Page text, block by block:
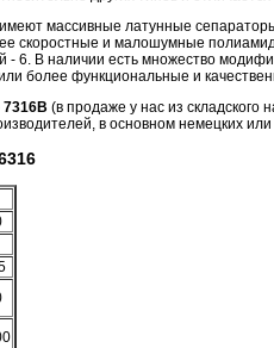
массивные латунные
скоростные и малошумные
6. В наличии есть множество
более функциональные и
7316B (в продаже у нас из складского
в основном немецких или